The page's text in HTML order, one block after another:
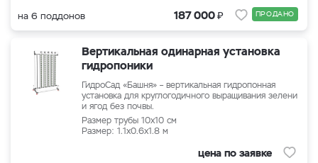
на 6 поддонов 187 000₽ ПРОДАНО
Вертикальная одинарная установка
гидропоники
ГидроСад «Башня» – вертикальная гидропонная
установка для круглогодичного выращивания зелени
и ягод без почвы.
Размер трубы 10x10 см
Размер: 1.1x0.6x1.8 м
цена по заявке